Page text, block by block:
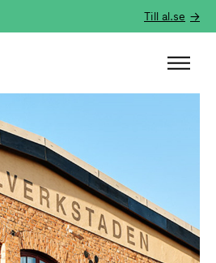
Till al.se